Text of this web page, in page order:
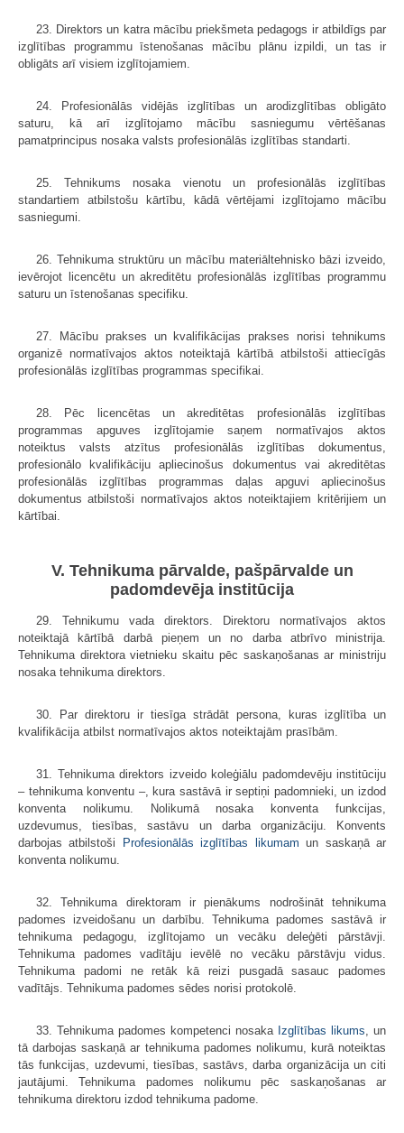
23. Direktors un katra mācību priekšmeta pedagogs ir atbildīgs par
izglītības programmu īstenošanas mācību plānu izpildi, un tas ir
obligāts arī visiem izglītojamiem.
24. Profesionālās vidējās izglītības un arodizglītības obligāto
saturu, kā arī izglītojamo mācību sasniegumu vērtēšanas
pamatprincipus nosaka valsts profesionālās izglītības standarti.
25. Tehnikums nosaka vienotu un profesionālās izglītības
standartiem atbilstošu kārtību, kādā vērtējami izglītojamo mācību
sasniegumi.
26. Tehnikuma struktūru un mācību materiāltehnisko bāzi izveido,
ievērojot licencētu un akreditētu profesionālās izglītības programmu
saturu un īstenošanas specifiku.
27. Mācību prakses un kvalifikācijas prakses norisi tehnikums
organizē normatīvajos aktos noteiktajā kārtībā atbilstoši attiecīgās
profesionālās izglītības programmas specifikai.
28. Pēc licencētas un akreditētas profesionālās izglītības
programmas apguves izglītojamie saņem normatīvajos aktos
noteiktus valsts atzītus profesionālās izglītības dokumentus,
profesionālo kvalifikāciju apliecinošus dokumentus vai akreditētas
profesionālās izglītības programmas daļas apguvi apliecinošus
dokumentus atbilstoši normatīvajos aktos noteiktajiem kritērijiem un
kārtībai.
V. Tehnikuma pārvalde, pašpārvalde un
padomdevēja institūcija
29. Tehnikumu vada direktors. Direktoru normatīvajos aktos
noteiktajā kārtībā darbā pieņem un no darba atbrīvo ministrija.
Tehnikuma direktora vietnieku skaitu pēc saskaņošanas ar ministriju
nosaka tehnikuma direktors.
30. Par direktoru ir tiesīga strādāt persona, kuras izglītība un
kvalifikācija atbilst normatīvajos aktos noteiktajām prasībām.
31. Tehnikuma direktors izveido koleģiālu padomdevēju institūciju
– tehnikuma konventu –, kura sastāvā ir septiņi padomnieki, un izdod
konventa nolikumu. Nolikumā nosaka konventa funkcijas,
uzdevumus, tiesības, sastāvu un darba organizāciju. Konvents
darbojas atbilstoši Profesionālās izglītības likumam un saskaņā ar
konventa nolikumu.
32. Tehnikuma direktoram ir pienākums nodrošināt tehnikuma
padomes izveidošanu un darbību. Tehnikuma padomes sastāvā ir
tehnikuma pedagogu, izglītojamo un vecāku deleģēti pārstāvji.
Tehnikuma padomes vadītāju ievēlē no vecāku pārstāvju vidus.
Tehnikuma padomi ne retāk kā reizi pusgadā sasauc padomes
vadītājs. Tehnikuma padomes sēdes norisi protokolē.
33. Tehnikuma padomes kompetenci nosaka Izglītības likums , un
tā darbojas saskaņā ar tehnikuma padomes nolikumu, kurā noteiktas
tās funkcijas, uzdevumi, tiesības, sastāvs, darba organizācija un citi
jautājumi. Tehnikuma padomes nolikumu pēc saskaņošanas ar
tehnikuma direktoru izdod tehnikuma padome.